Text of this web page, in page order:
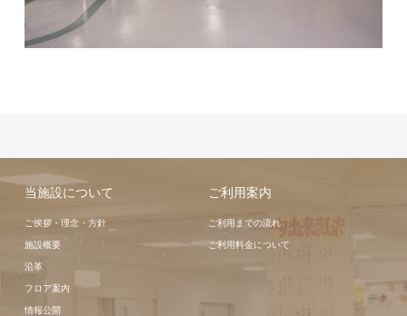
当施設について
ご挨拶・理念・方針
施設概要
沿革
フロア案内
情報公開
ご利用案内
ご利用までの流れ
ご利用料金について